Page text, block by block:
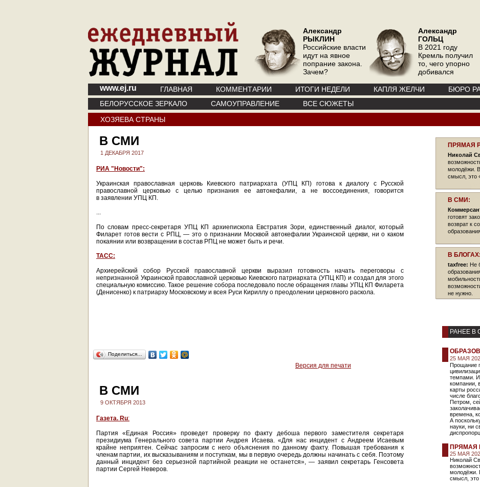
Александр
РЫКЛИН
Российские власти
идут на явное
попрание закона.
Зачем?
Александр
ГОЛЬЦ
В 2021 году
Кремль получил
то, чего упорно
добивался
www.ej.ru ГЛАВНАЯ КОММЕНТАРИИ ИТОГИ НЕДЕЛИ КАПЛЯ ЖЕЛЧИ
БЮРО
БЕЛОРУССКОЕ ЗЕРКАЛО
САМОУПРАВЛЕНИЕ
ВСЕ СЮЖЕТЫ
ХОЗЯЕВА СТРАНЫ
В СМИ
1 ДЕКАБРЯ 2017
РИА "Новости":
Украинская православная церковь Киевского патриархата (УПЦ КП) готова к диалогу с Русской
православной церковью с целью признания ее автокефалии, а не воссоединения, говорится
в заявлении УПЦ КП.
...
По словам пресс-секретаря УПЦ КП архиепископа Евстратия Зори, единственный диалог, который
Филарет готов вести с РПЦ, — это о признании Москвой автокефалии Украинской церкви, ни о каком
покаянии или возвращении в состав РПЦ не может быть и речи.
ТАСС:
Архиерейский собор Русской православной церкви выразил готовность начать переговоры с
непризнанной Украинской православной церковью Киевского патриархата (УПЦ КП) и создал для этого
специальную комиссию. Такое решение собора последовало после обращения главы УПЦ КП Филарета
(Денисенко) к патриарху Московскому и всея Руси Кириллу о преодолении церковного раскола.
Поделиться…
Версия для печати
В СМИ
9 ОКТЯБРЯ 2013
Газета. Ru:
Партия «Единая Россия» проведет проверку по факту дебоша первого заместителя секретаря
президиума Генерального совета партии Андрея Исаева. «Для нас инцидент с Андреем Исаевым
крайне неприятен. Сейчас запросим с него объяснения по данному факту. Повышая требования к
членам партии, их высказываниям и поступкам, мы в первую очередь должны начинать с себя. Поэтому
данный инцидент без серьезной партийной реакции не останется», — заявил секретарь Генсовета
партии Сергей Неверов.
ПРЯМАЯ
Николай
молодёжи.
смысл, это
В СМИ:
готовят
возврат к
В БЛОГАХ:
taxfree: Не
не нужно.
РАНЕЕ В
25 МАЯ
Прощание
темпами.
компании,
карты
числе
Петром,
времена,
А
науки, ни
ПРЯМАЯ
25 МАЯ
Николай
молодёжи.
смысл, это